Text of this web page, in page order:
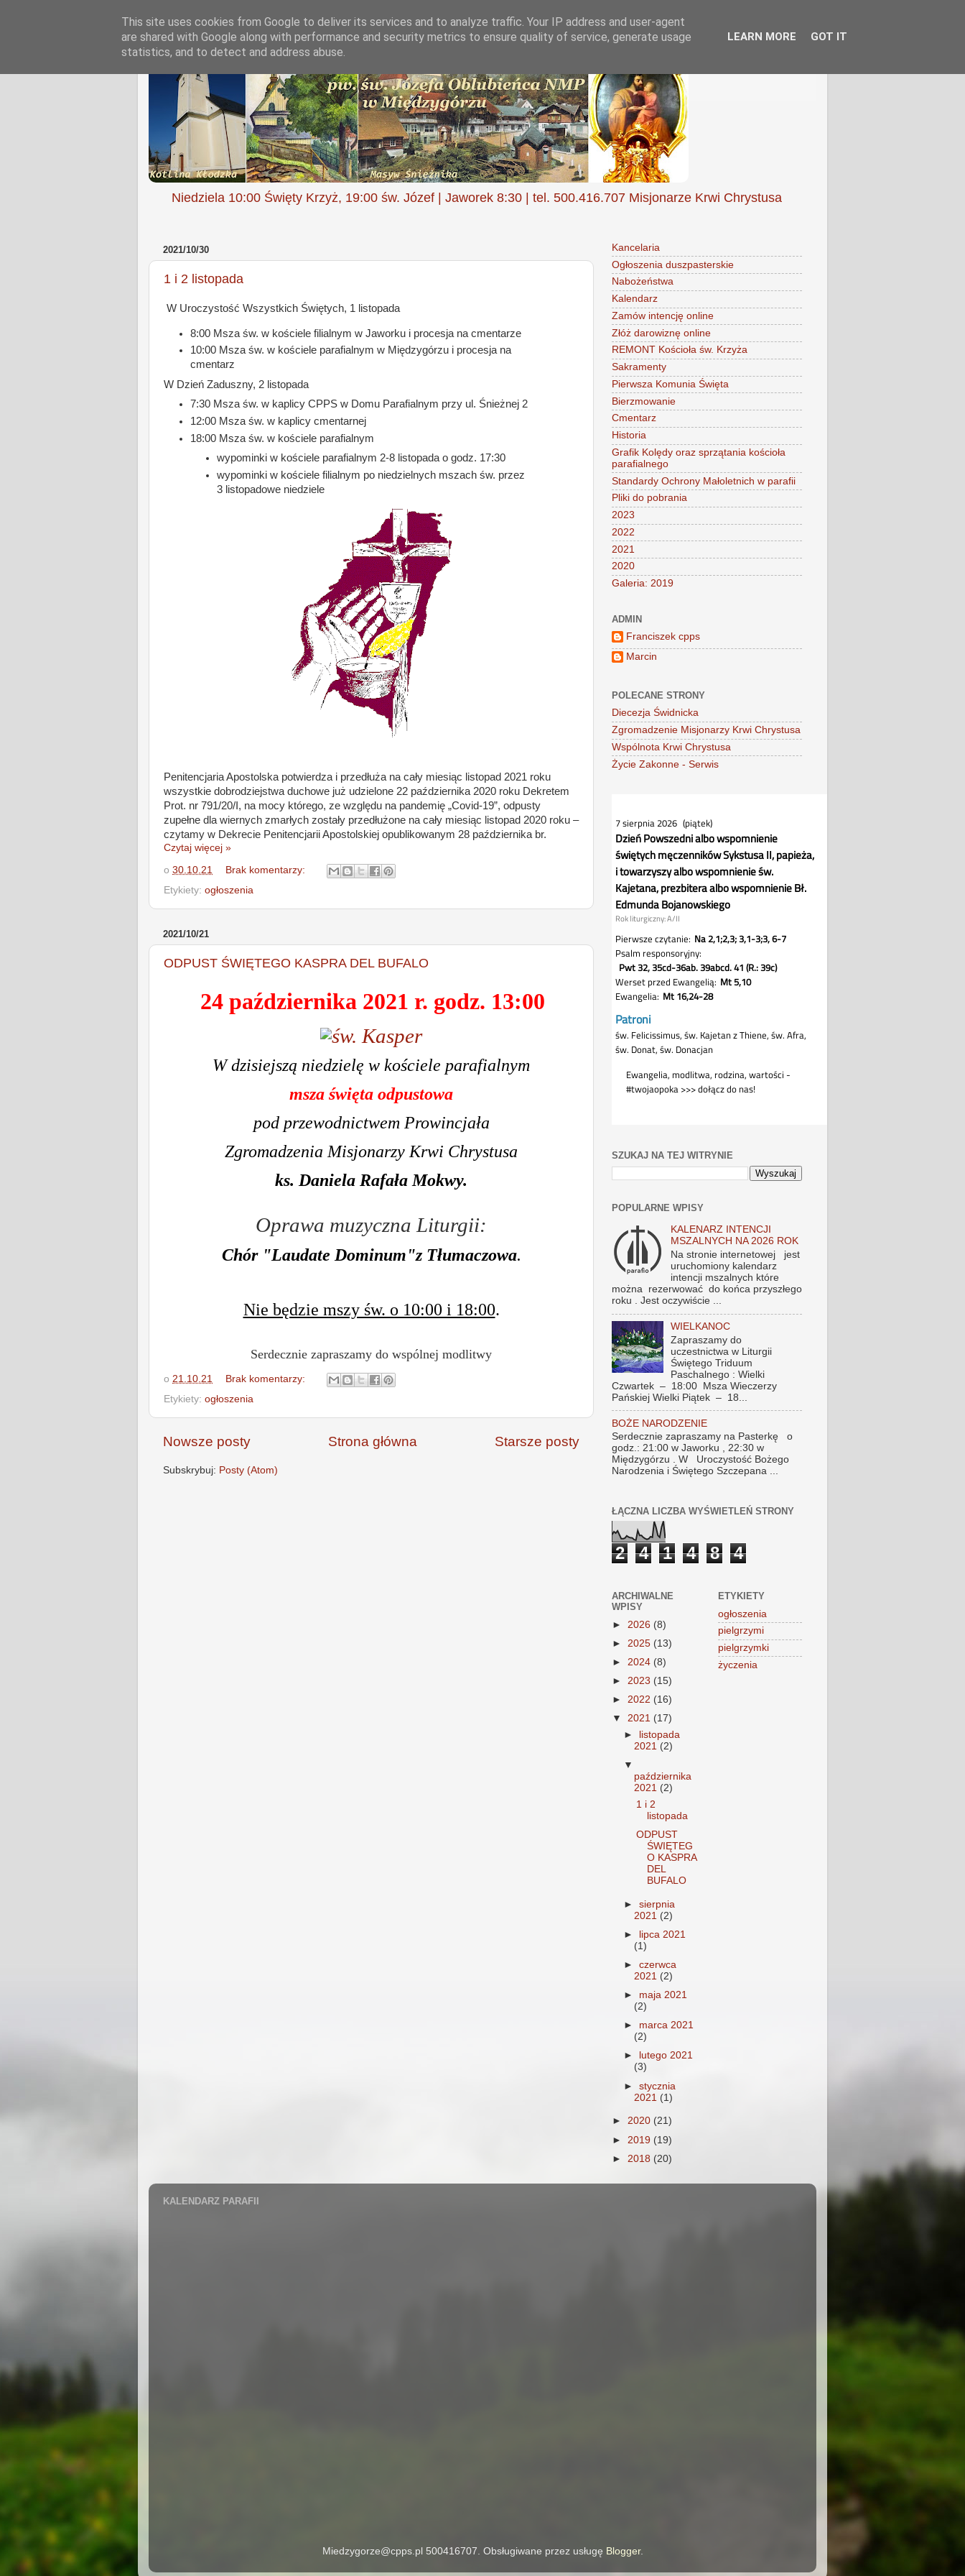
Niedziela 10:00 Święty Krzyż, 19:00 św. Józef | Jaworek 8:30 | tel. 500.416.707 Misjonarze Krwi Chrystusa
2021/10/30
1 i 2 listopada
W Uroczystość Wszystkich Świętych, 1 listopada
8:00 Msza św. w kościele filialnym w Jaworku i procesja na cmentarze
10:00 Msza św. w kościele parafialnym w Międzygórzu i procesja na
cmentarz
W Dzień Zaduszny, 2 listopada
7:30 Msza św. w kaplicy CPPS w Domu Parafialnym przy ul. Śnieżnej 2
12:00 Msza św. w kaplicy cmentarnej
18:00 Msza św. w kościele parafialnym
wypominki w kościele parafialnym 2-8 listopada o godz. 17:30
wypominki w kościele filialnym po niedzielnych mszach św. przez
3 listopadowe niedziele
Penitencjaria Apostolska potwierdza i przedłuża na cały miesiąc listopad 2021 roku
wszystkie dobrodziejstwa duchowe już udzielone 22 października 2020 roku Dekretem
Prot. nr 791/20/I, na mocy którego, ze względu na pandemię „Covid-19”, odpusty
zupełne dla wiernych zmarłych zostały przedłużone na cały miesiąc listopad 2020 roku –
czytamy w Dekrecie Penitencjarii Apostolskiej opublikowanym 28 października br.
Czytaj więcej »
o 30.10.21
Brak komentarzy:
Etykiety: ogłoszenia
2021/10/21
ODPUST ŚWIĘTEGO KASPRA DEL BUFALO
24 października 2021 r. godz. 13:00
W dzisiejszą niedzielę w kościele parafialnym
msza święta odpustowa
pod przewodnictwem Prowincjała
Zgromadzenia Misjonarzy Krwi Chrystusa
ks. Daniela Rafała Mokwy.
Oprawa muzyczna Liturgii:
Chór "Laudate Dominum"z Tłumaczowa.
Nie będzie mszy św. o 10:00 i 18:00.
Serdecznie zapraszamy do wspólnej modlitwy
o 21.10.21
Brak komentarzy:
Etykiety: ogłoszenia
Nowsze posty Starsze posty
Strona główna
Subskrybuj: Posty (Atom)
Kancelaria
Ogłoszenia duszpasterskie
Nabożeństwa
Kalendarz
Zamów intencję online
Złóż darowiznę online
REMONT Kościoła św. Krzyża
Sakramenty
Pierwsza Komunia Święta
Bierzmowanie
Cmentarz
Historia
Grafik Kolędy oraz sprzątania kościoła
parafialnego
Standardy Ochrony Małoletnich w parafii
Pliki do pobrania
2023
2022
2021
2020
Galeria: 2019
ADMIN
Franciszek cpps
Marcin
POLECANE STRONY
Diecezja Świdnicka
Zgromadzenie Misjonarzy Krwi Chrystusa
Wspólnota Krwi Chrystusa
Życie Zakonne - Serwis
SZUKAJ NA TEJ WITRYNIE
POPULARNE WPISY
KALENARZ INTENCJI
MSZALNYCH NA 2026 ROK
Na stronie internetowej jest
uruchomiony kalendarz
intencji mszalnych które
można rezerwować do końca przyszłego
roku . Jest oczywiście ...
WIELKANOC
Zapraszamy do
uczestnictwa w Liturgii
Świętego Triduum
Paschalnego : Wielki
Czwartek – 18:00 Msza Wieczerzy
Pańskiej Wielki Piątek – 18...
BOŻE NARODZENIE
Serdecznie zapraszamy na Pasterkę o
godz.: 21:00 w Jaworku , 22:30 w
Międzygórzu . W Uroczystość Bożego
Narodzenia i Świętego Szczepana ...
ŁĄCZNA LICZBA WYŚWIETLEŃ STRONY
2 4 1 4 8 4
ARCHIWALNE
WPISY
► 2026 (8)
► 2025 (13)
► 2024 (8)
► 2023 (15)
► 2022 (16)
▼ 2021 (17)
►
listopada
2021 (2)
▼
października
2021 (2)
1 i 2
listopada
ODPUST
ŚWIĘTEG
O KASPRA
DEL
BUFALO
►sierpnia
2021 (2)
►
lipca 2021
(1)
►czerwca
2021 (2)
► maja 2021
(2)
► marca 2021
(2)
►
lutego 2021
(3)
►stycznia
2021 (1)
► 2020 (21)
► 2019 (19)
► 2018 (20)
ETYKIETY
ogłoszenia
pielgrzymi
pielgrzymki
życzenia
KALENDARZ PARAFII
Miedzygorze@cpps.pl 500416707. Obsługiwane przez usługę Blogger.
This site uses cookies from Google to deliver its services and to analyze traffic. Your IP address and user-agent
are shared with Google along with performance and security metrics to ensure quality of service, generate usage
statistics, and to detect and address abuse.
LEARN MORE GOT IT